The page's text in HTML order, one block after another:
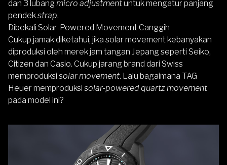
dan 3 lubang micro adjustmentuntuk mengatur panjang
pendekstrap.
Dibekali Solar-Powered Movement Canggih
Cukup jamak diketahui, jika solar movement kebanyakan
diproduksi oleh merek jam tangan Jepang seperti Seiko,
Citizen dan Casio. Cukup jarang brand dari Swiss
memproduksi solar movement. Lalu bagaimana TAG
Heuer memproduksi solar-powered quartz movement
pada model ini?